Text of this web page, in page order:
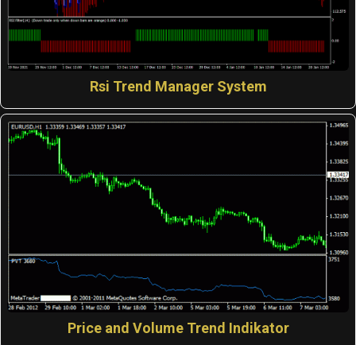
Rsi Trend Manager System
Price and Volume Trend Indikator